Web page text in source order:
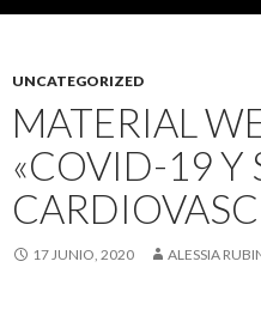
UNCATEGORIZED
MATERIAL
«COVID-19 Y
17 JUNIO, 2020 ALESSIA